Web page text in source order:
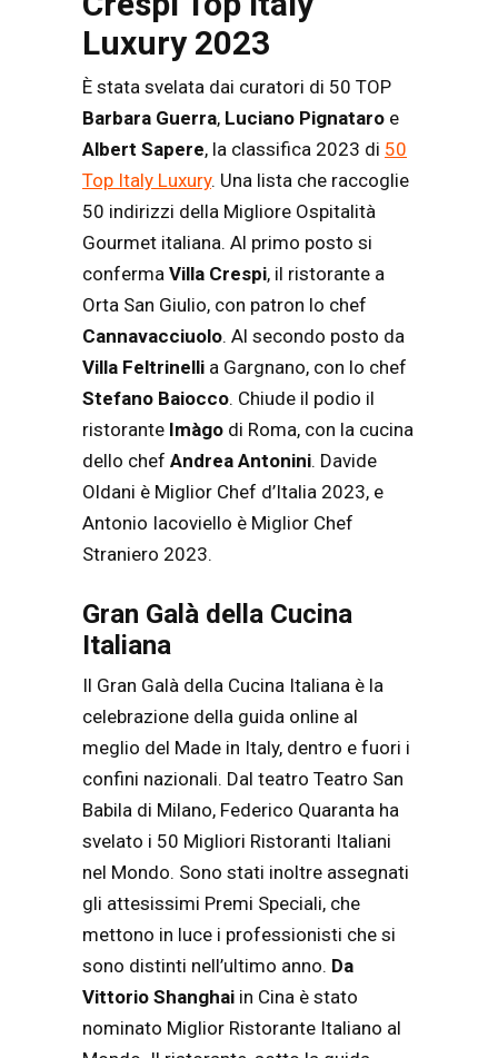
Luxury 2023
È stata svelata dai curatori di 50 TOP
Barbara Guerra, Luciano Pignataro e
Albert Sapere, la classifica 2023 di 50
Top Italy Luxury. Una lista che raccoglie
50 indirizzi della Migliore Ospitalità
Gourmet italiana. Al primo posto si
conferma Villa Crespi, il ristorante a
Orta San Giulio, con patron lo chef
Cannavacciuolo. Al secondo posto da
Villa Feltrinelli a Gargnano, con lo chef
Stefano Baiocco. Chiude il podio il
ristorante Imàgo di Roma, con la cucina
dello chef Andrea Antonini. Davide
Oldani è Miglior Chef d’Italia 2023, e
Antonio Iacoviello è Miglior Chef
Straniero 2023.
Gran Galà della Cucina
Italiana
Il Gran Galà della Cucina Italiana è la
celebrazione della guida online al
meglio del Made in Italy, dentro e fuori i
confini nazionali. Dal teatro Teatro San
Babila di Milano, Federico Quaranta ha
svelato i 50 Migliori Ristoranti Italiani
nel Mondo. Sono stati inoltre assegnati
gli attesissimi Premi Speciali, che
mettono in luce i professionisti che si
sono distinti nell’ultimo anno. Da
Vittorio Shanghai in Cina è stato
nominato Miglior Ristorante Italiano al